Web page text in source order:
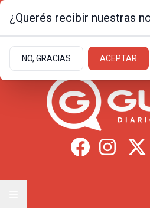
11.1ºc |
¿Querés recibir nuestras
NO, GRACIAS ACEPTAR